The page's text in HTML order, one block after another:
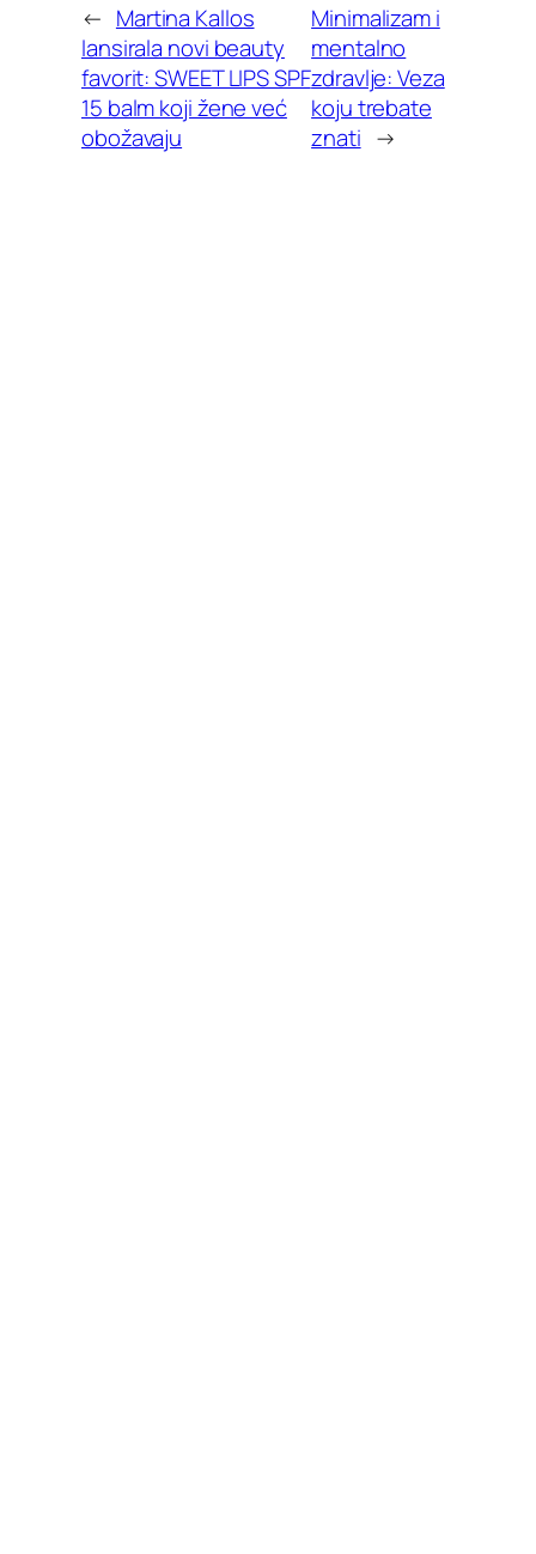
← Martina Kallos
lansirala novi beauty
favorit: SWEET LIPS SPF
15 balm koji žene već
obožavaju
Minimalizam i
mentalno
zdravlje: Veza
koju trebate
znati →